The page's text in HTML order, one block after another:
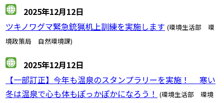
2025年12月12日
ツキノワグマ緊急銃猟机上訓練を実施します (環境生活部 環
境政策局 自然環境課)
2025年12月12日
【一部訂正】今年も温泉のスタンプラリーを実施！ 寒い
冬は温泉で心も体もぽっかぽかになろう！ (環境生活部 環境